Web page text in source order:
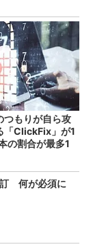
つもりが自ら攻
「ClickFix」が1
割合が最多1
何が必須に